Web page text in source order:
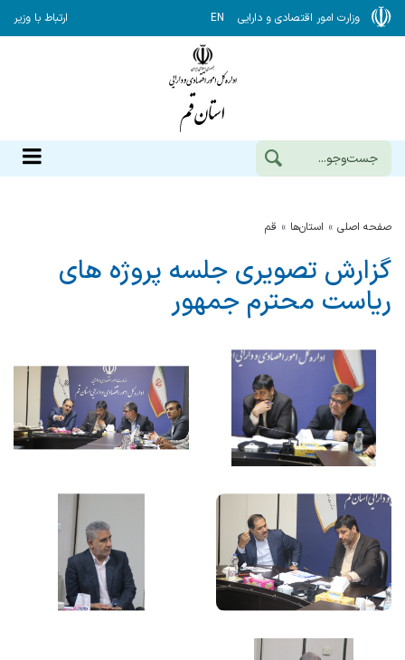
وزارت امور اقتصادی و دارایی EN ارتباط با وزیر
صفحه اصلی استان‌ها قم
گزارش تصویری جلسه پروژه های
ریاست محترم جمهور